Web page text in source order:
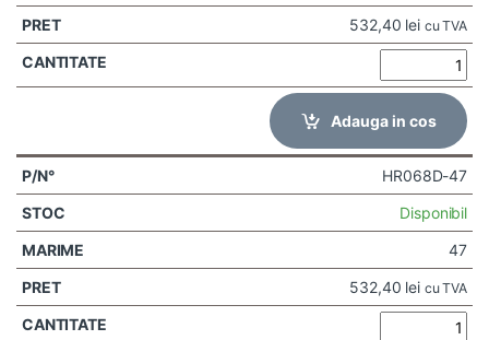
532,40 lei cu TVA
Adauga in cos
HR068D-47
Disponibil
47
532,40 lei cu TVA